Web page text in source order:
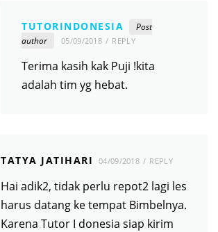
TUTORINDONESIA
Post
author
05/09/2018 REPLY
Terima kasih kak Puji !kita
adalah tim yg hebat.
TATYA JATIHARI 04/09/2018 REPLY
Hai adik2, tidak perlu repot2 lagi les
harus datang ke tempat Bimbelnya.
Karena Tutor I donesia siap kirim